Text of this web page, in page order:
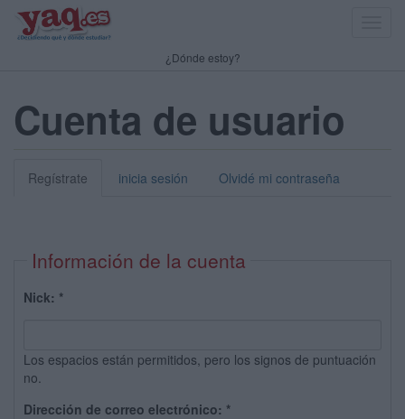
¿Dónde estoy?
Cuenta de usuario
Regístrate inicia sesión Olvidé mi contraseña
Información de la cuenta
Nick: *
Los espacios están permitidos, pero los signos de puntuación
no.
Dirección de correo electrónico: *